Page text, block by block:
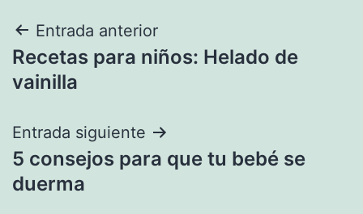
Navegación
de
Entrada anterior
Recetas para niños: Helado de
vainilla
Entrada siguiente
5 consejos para que tu bebé se
duerma